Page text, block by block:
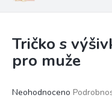
Tričko s
pro muže
Průměrné
Neohodnoceno